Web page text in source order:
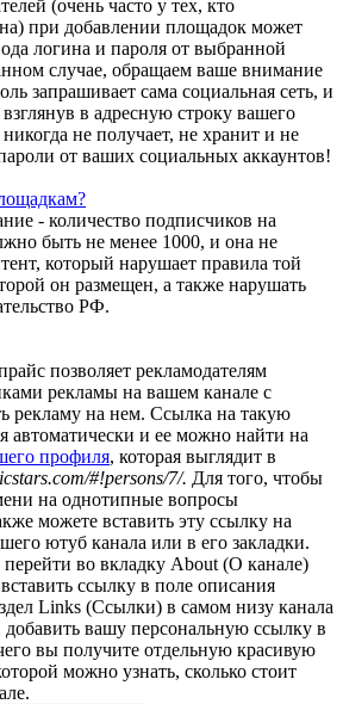
(очень часто у тех, кто
при добавлении площадок может
логина и пароля от выбранной
случае, обращаем ваше внимание
запрашивает сама социальная сеть, и
в адресную строку вашего
не получает, не хранит и не
от ваших социальных аккаунтов!
- количество подписчиков на
быть не менее 1000, и она не
который нарушает правила той
он размещен, а также нарушать
РФ.
позволяет рекламодателям
рекламы на вашем канале с
рекламу на нем. Ссылка на такую
автоматически и ее можно найти на
профиля, которая выглядит в
#!persons/7/. Для того, чтобы
на однотипные вопросы
можете вставить эту ссылку на
ютуб канала или в его закладки.
во вкладку About (О канале)
ссылку в поле описания
Links (Ссылки) в самом низу канала
вашу персональную ссылку в
вы получите отдельную красивую
можно узнать, сколько стоит